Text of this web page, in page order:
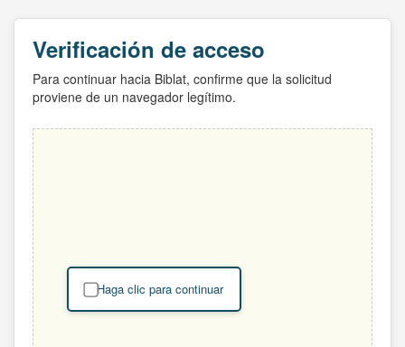
Verificación de acceso
Para continuar hacia Biblat, confirme que la solicitud
proviene de un navegador legítimo.
Haga clic para continuar